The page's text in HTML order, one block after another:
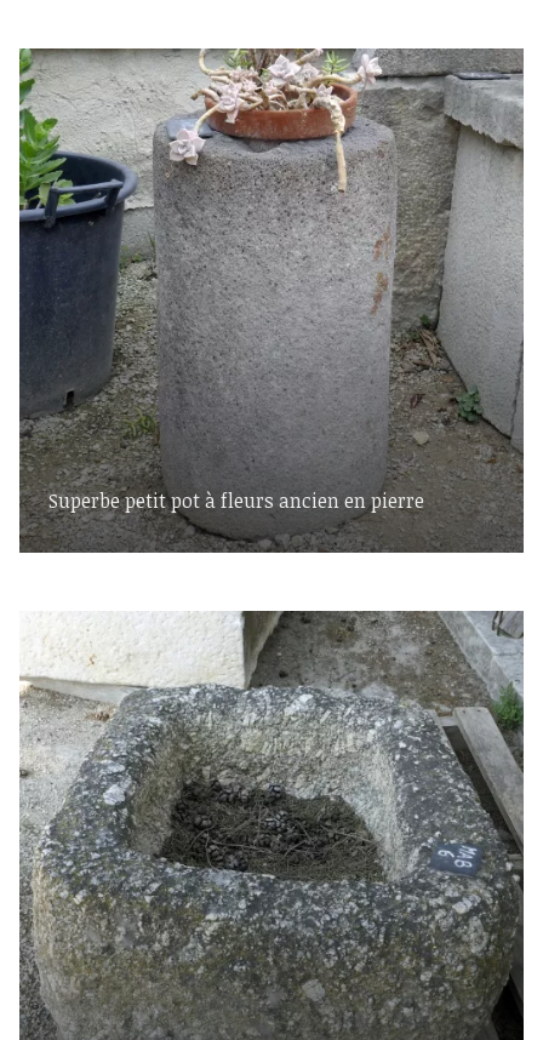
Superbe petit pot à fleurs ancien en pierre